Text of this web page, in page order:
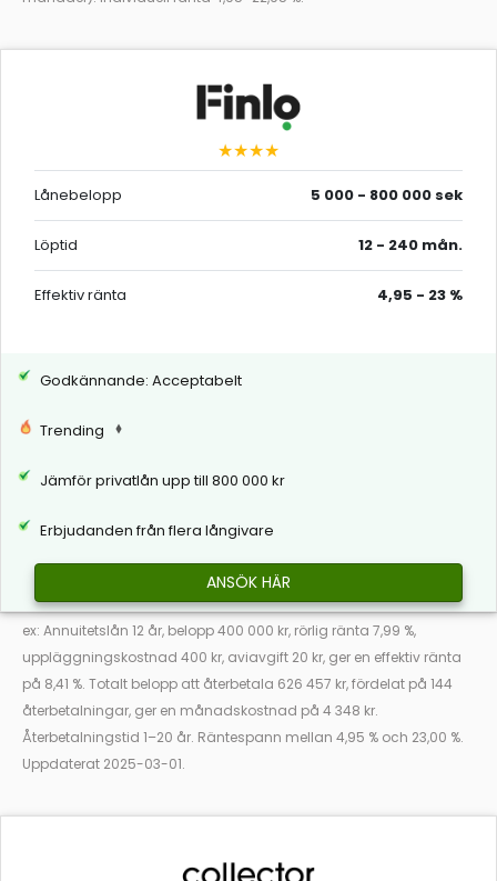
★★★★
Lånebelopp 5 000 - 800 000 sek
Löptid 12 - 240 mån.
Effektiv ränta 4,95 - 23 %
Godkännande: Acceptabelt
Trending
Jämför privatlån upp till 800 000 kr
Erbjudanden från flera långivare
ANSÖK HÄR
ex: Annuitetslån 12 år, belopp 400 000 kr, rörlig ränta 7,99 %,
uppläggningskostnad 400 kr, aviavgift 20 kr, ger en effektiv ränta
på 8,41 %. Totalt belopp att återbetala 626 457 kr, fördelat på 144
återbetalningar, ger en månadskostnad på 4 348 kr.
Återbetalningstid 1–20 år. Räntespann mellan 4,95 % och 23,00 %.
Uppdaterat 2025-03-01.